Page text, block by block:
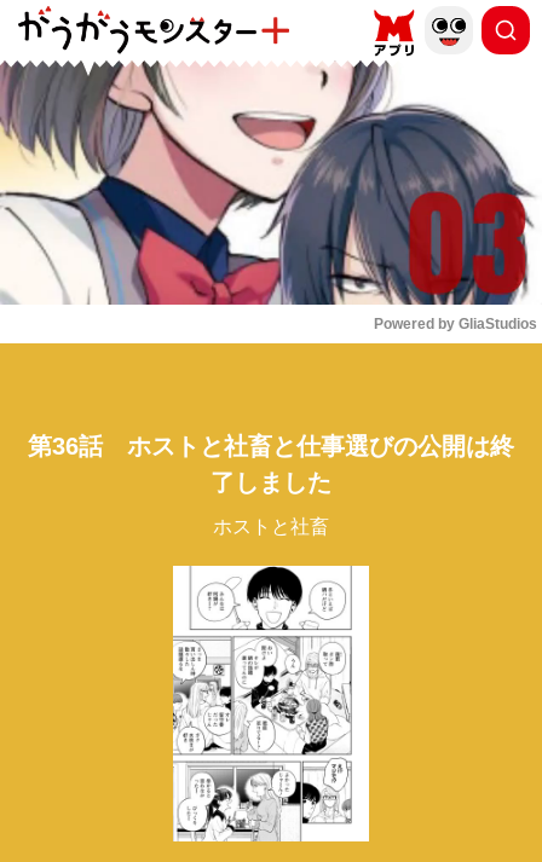
もっと読む
Powered by GliaStudios
第36話 ホストと社畜と仕事選びの公開は終
了しました
ホストと社畜